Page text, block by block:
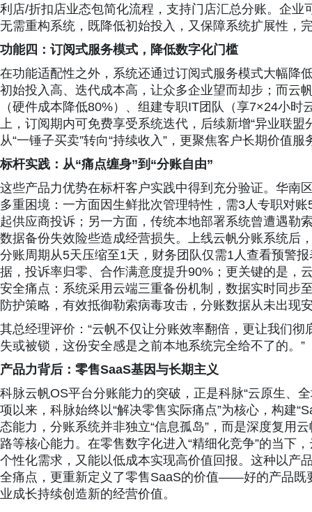
利店/折扣店业态包简化流程，支持门店汇总分账。企
无需重构系统，既降低初始投入，又保障系统扩展性，
功能四：订阅式服务模式，降低数字化门槛
在功能适配性之外，系统还通过订阅式服务模式大幅降
初始投入高、迭代成本高，让众多企业望而却步；而云
（硬件成本降低80%）、组建专职IT团队（享7×24小
上，订阅期内可免费享受系统迭代，后续新增“异业联
从“一锤子买卖”转向“持续收入”，更聚焦客户长期价值服
标杆实践：从“痛点缠身”到“分账自由”
这些产品力优势在标杆客户实践中得到充分验证。华南
多重困境：一方面因生鲜批次管理特性，需3人专职对
起供应商投诉；另一方面，传统本地部署系统曾遭遇勒
数据备份失效险些造成经营损失。上线云帆分账系统
分账周期从5天压缩至1天，财务团队仅需1人查看预警
据，投诉率归零、合作满意度提升90%；更关键的是，
安全痛点：系统采用云端三重备份机制，数据实时同步
防护策略，有效抵御勒索病毒攻击，分账数据从未出现
其总经理评价：“云帆不仅让分账效率翻倍，更让我们
失或被锁，这份安全感是之前本地系统完全给不了的。”
产品力背后：零售SaaS基因与长期主义
科脉云帆OS平台分账能力的突破，正是科脉“云原生、
项以来，科脉始终以“解决零售实际痛点”为核心，构建
态能力，分账系统并非独立“信息孤岛”，而是深度复用
路等核心能力。在零售数字化进入“精细化竞争”的当下
个性化需求，又能以低成本实现高价值回报。这种以产
全痛点，更重新定义了零售SaaS的价值——好的产品既
业成长持续创造新的经营价值。